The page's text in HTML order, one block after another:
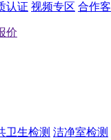
认证 视频专区 合作
价
卫生检测 洁净室检测